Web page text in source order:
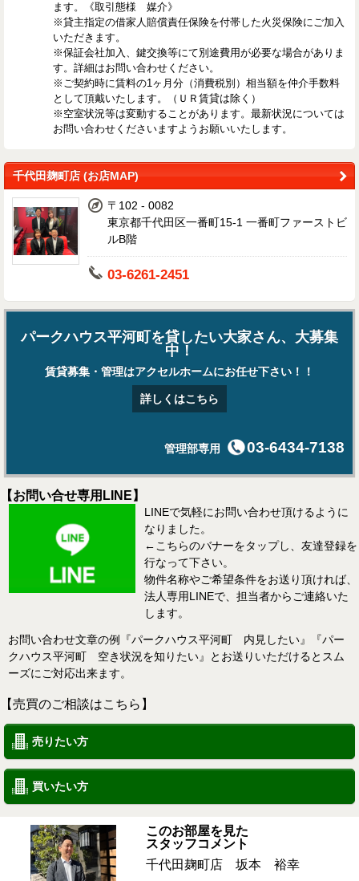
ます。《取引態様 媒介》
※貸主指定の借家人賠償責任保険を付帯した火災保険にご加入
いただきます。
※保証会社加入、鍵交換等にて別途費用が必要な場合がありま
す。詳細はお問い合わせください。
※ご契約時に賃料の1ヶ月分（消費税別）相当額を仲介手数料
として頂戴いたします。（ＵＲ賃貸は除く）
※空室状況等は変動することがあります。最新状況については
お問い合わせくださいますようお願いいたします。
千代田麹町店 (お店MAP)
〒102 - 0082
東京都千代田区一番町15-1 一番町ファーストビ
ルB階
03-6261-2451
パークハウス平河町を貸したい大家さん、大募集
中！
賃貸募集・管理はアクセルホームにお任せ下さい！！
詳しくはこちら
管理部専用 03-6434-7138
【お問い合せ専用LINE】
LINEで気軽にお問い合わせ頂けるように
なりました。
←こちらのバナーをタップし、友達登録を
行なって下さい。
物件名称やご希望条件をお送り頂ければ、
法人専用LINEで、担当者からご連絡いた
します。
お問い合わせ文章の例『パークハウス平河町 内見したい』『パー
クハウス平河町 空き状況を知りたい』とお送りいただけるとスム
ーズにご対応出来ます。
【売買のご相談はこちら】
売りたい方
買いたい方
このお部屋を見た
スタッフコメント
千代田麹町店 坂本 裕幸